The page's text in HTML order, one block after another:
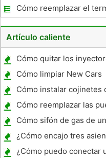
sobrecalienta
Cómo reemplazar el
Grand Caravan 2001
Artículo caliente
Cómo quitar los
Diesel 2004
Cómo limpiar New Cars
Cómo instalar cojinetes
Cómo reemplazar las
bujes en un Chevy Tahoe
Cómo sifón de gas de
¿Cómo encajo tres
una Honda CR-V?
¿Cómo puedo conectar